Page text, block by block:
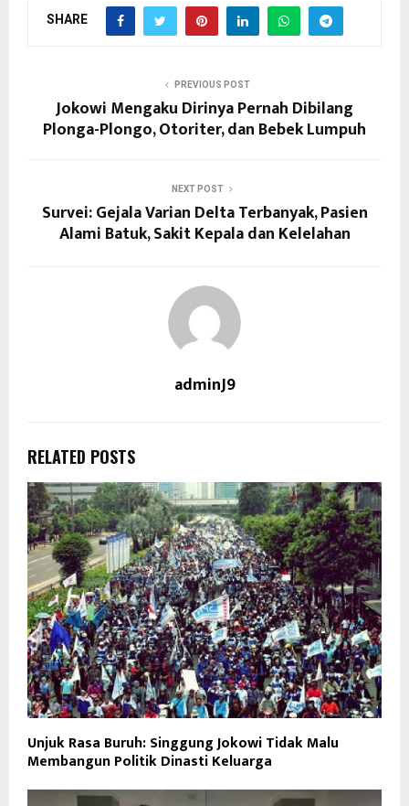
SHARE
PREVIOUS POST
Jokowi Mengaku Dirinya Pernah Dibilang
Plonga-Plongo, Otoriter, dan Bebek Lumpuh
NEXT POST
Survei: Gejala Varian Delta Terbanyak, Pasien
Alami Batuk, Sakit Kepala dan Kelelahan
adminJ9
RELATED POSTS
Unjuk Rasa Buruh: Singgung Jokowi Tidak Malu
Membangun Politik Dinasti Keluarga